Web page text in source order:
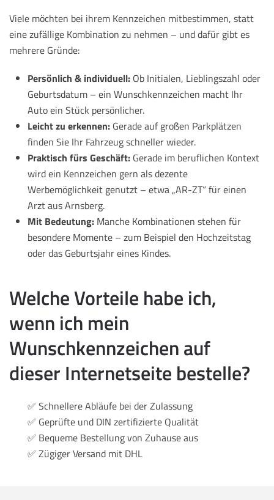
Viele möchten bei ihrem Kennzeichen mitbestimmen, statt
eine zufällige Kombination zu nehmen – und dafür gibt es
mehrere Gründe:
Persönlich & individuell: Ob Initialen, Lieblingszahl oder
Geburtsdatum – ein Wunschkennzeichen macht Ihr
Auto ein Stück persönlicher.
Leicht zu erkennen: Gerade auf großen Parkplätzen
finden Sie Ihr Fahrzeug schneller wieder.
Praktisch fürs Geschäft: Gerade im beruflichen Kontext
wird ein Kennzeichen gern als dezente
Werbemöglichkeit genutzt – etwa „AR-ZT“ für einen
Arzt aus Arnsberg.
Mit Bedeutung: Manche Kombinationen stehen für
besondere Momente – zum Beispiel den Hochzeitstag
oder das Geburtsjahr eines Kindes.
Welche Vorteile habe ich,
wenn ich mein
Wunschkennzeichen auf
dieser Internetseite bestelle?
✅ Schnellere Abläufe bei der Zulassung
✅ Geprüfte und DIN zertifizierte Qualität
✅ Bequeme Bestellung von Zuhause aus
✅ Zügiger Versand mit DHL